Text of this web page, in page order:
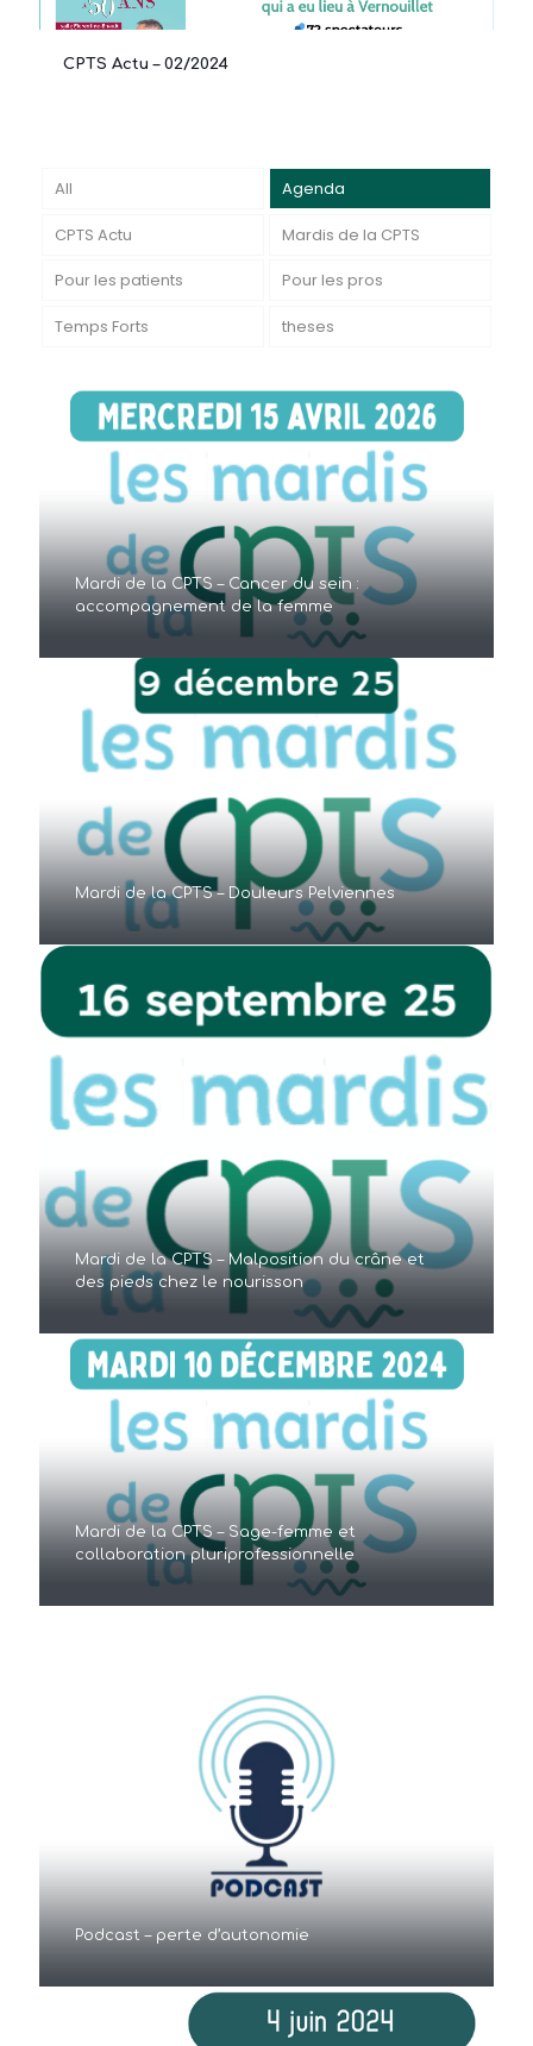
CPTS Actu – 02/2024
All Agenda
CPTS Actu Mardis de la CPTS
Pour les patients Pour les pros
Temps Forts theses
Mardi de la CPTS – Cancer du sein :
accompagnement de la femme
Mardi de la CPTS – Douleurs Pelviennes
Mardi de la CPTS – Malposition du crâne et
des pieds chez le nourisson
Mardi de la CPTS – Sage-femme et
collaboration pluriprofessionnelle
Podcast – perte d’autonomie